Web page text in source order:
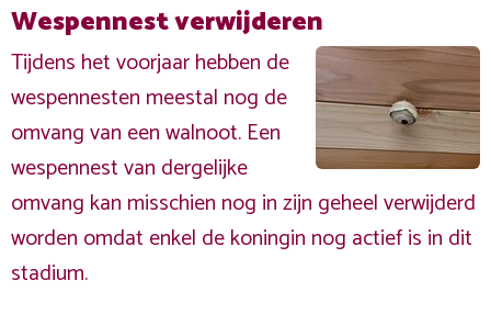
Wespennest verwijderen
Tijdens het voorjaar hebben de
wespennesten meestal nog de
omvang van een walnoot. Een
wespennest van dergelijke
omvang kan misschien nog in zijn geheel verwijderd
worden omdat enkel de koningin nog actief is in dit
stadium.